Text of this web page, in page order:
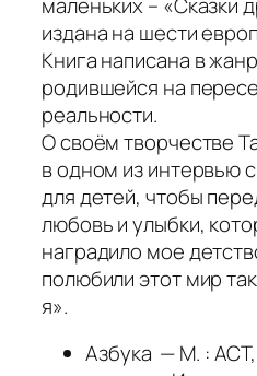
издана на шести
Книга написана в
родившейся на
реальности.
О своём творчестве
в одном из интервью
для детей, чтобы
любовь и улыбки,
наградило мое
полюбили этот мир
я».
Азбука — М. :